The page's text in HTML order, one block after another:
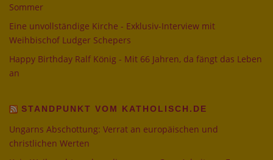
Sommer
Eine unvollständige Kirche - Exklusiv-Interview mit
Weihbischof Ludger Schepers
Happy Birthday Ralf König - Mit 66 Jahren, da fängt das Leben
an
STANDPUNKT VOM KATHOLISCH.DE
Ungarns Abschottung: Verrat an europäischen und
christlichen Werten